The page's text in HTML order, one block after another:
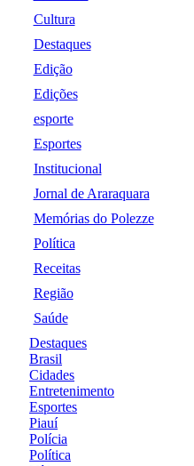
Cultura
Destaques
Edição
Edições
esporte
Esportes
Institucional
Jornal de Araraquara
Memórias do Polezze
Política
Receitas
Região
Saúde
Destaques
Brasil
Cidades
Entretenimento
Esportes
Piauí
Polícia
Política